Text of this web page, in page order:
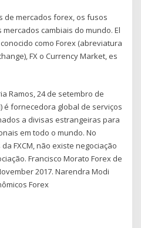
de mercados forex, os fusos
cambiais do mundo. El
como Forex (abreviatura
FX o Currency Market, es
Ramos, 24 de setembro de
é fornecedora global de serviços
a divisas estrangeiras para
em todo o mundo. No
FXCM, não existe negociação
Francisco Morato Forex de
2017. Narendra Modi
Forex